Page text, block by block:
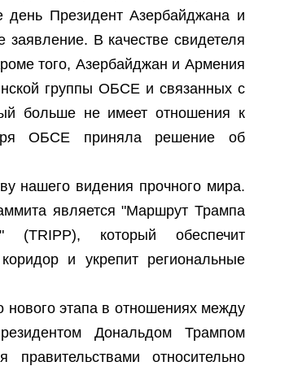
день Президент Азербайджана и
В качестве свидетеля
того, Азербайджан и Армения
группы ОБСЕ и связанных с
больше не имеет отношения к
ОБСЕ приняла решение об
нашего видения прочного мира.
является "Маршрут Трампа
который обеспечит
и укрепит региональные
нового этапа в отношениях между
Дональдом Трампом
относительно